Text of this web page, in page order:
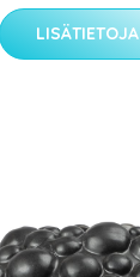
LISÄTIETOJA